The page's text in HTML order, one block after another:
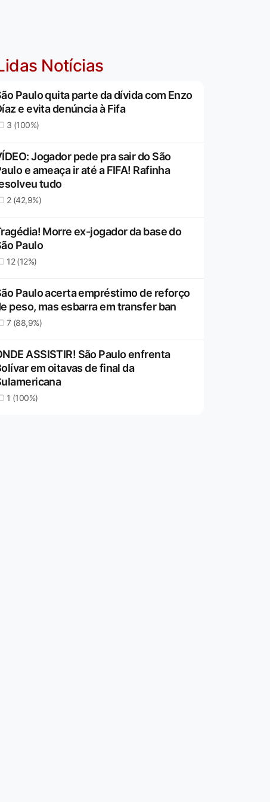
Notícias
Paulo quita parte da dívida com Enzo
e evita denúncia à Fifa
3 (100%)
Jogador pede pra sair do São
e ameaça ir até a FIFA! Rafinha
tudo
2 (42,9%)
Morre ex-jogador da base do
Paulo
12 (12%)
Paulo acerta empréstimo de reforço
peso, mas esbarra em transfer ban
7 (88,9%)
ASSISTIR! São Paulo enfrenta
em oitavas de final da
1 (100%)